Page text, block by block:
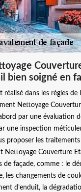
bien soigné en
réalisé dans les règles de
Nettoyage
par une évaluation
une inspection
proposer les
Nettoyage Couverture
de façade, comme : le
les changements de
d’enduit, la